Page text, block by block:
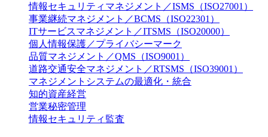
情報セキュリティマネジメント／ISMS（ISO27001）
事業継続マネジメント／BCMS（ISO22301）
ITサービスマネジメント／ITSMS（ISO20000）
個人情報保護／プライバシーマーク
品質マネジメント／QMS（ISO9001）
道路交通安全マネジメント／RTSMS（ISO39001）
マネジメントシステムの最適化・統合
知的資産経営
営業秘密管理
情報セキュリティ監査